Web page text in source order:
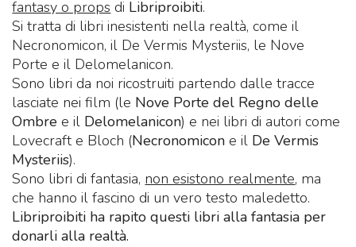
fantasy o props di Libriproibiti.
Si tratta di libri inesistenti nella realtà, come il
Necronomicon, il De Vermis Mysteriis, le Nove
Porte e il Delomelanicon.
Sono libri da noi ricostruiti partendo dalle tracce
lasciate nei film (le Nove Porte del Regno delle
Ombre e il Delomelanicon) e nei libri di autori come
Lovecraft e Bloch (Necronomicone il De Vermis
Mysteriis).
Sono libri di fantasia, non esistono realmente, ma
che hanno il fascino di un vero testo maledetto.
Libriproibiti ha rapito questi libri alla fantasia per
donarli alla realtà.